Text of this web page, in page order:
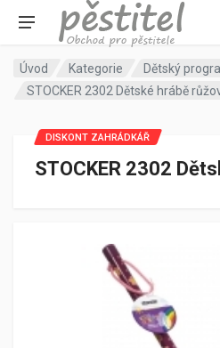
Úvod Kategorie
Dětský
STOCKER 2302 Dětské hrábě
STOCKER 2302
DISKONT ZAHRÁDKÁŘ